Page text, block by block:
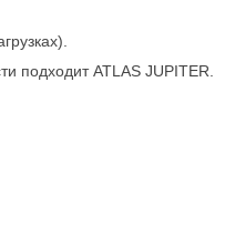
подходит ATLAS JUPITER.